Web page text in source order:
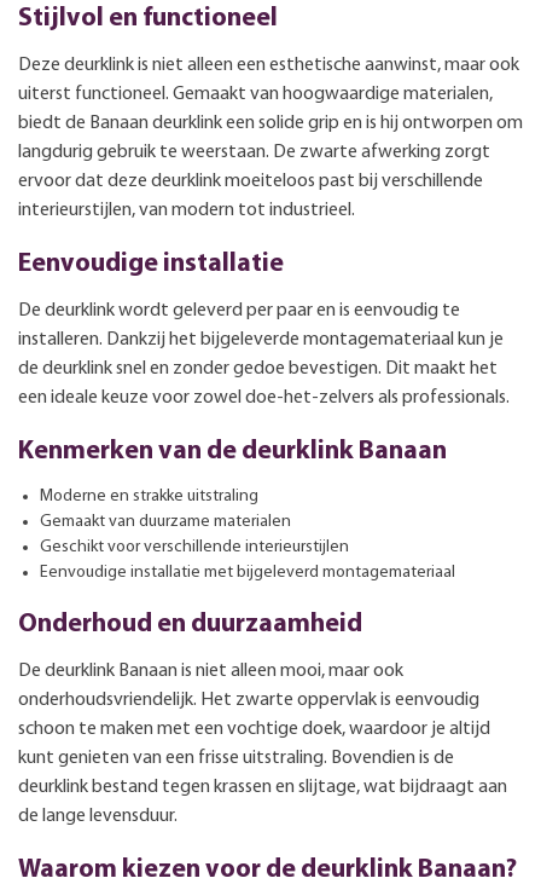
Stijlvol en functioneel
Deze deurklink is niet alleen een esthetische aanwinst, maar ook
uiterst functioneel. Gemaakt van hoogwaardige materialen,
biedt de Banaan deurklink een solide grip en is hij ontworpen om
langdurig gebruik te weerstaan. De zwarte afwerking zorgt
ervoor dat deze deurklink moeiteloos past bij verschillende
interieurstijlen, van modern tot industrieel.
Eenvoudige installatie
De deurklink wordt geleverd per paar en is eenvoudig te
installeren. Dankzij het bijgeleverde montagemateriaal kun je
de deurklink snel en zonder gedoe bevestigen. Dit maakt het
een ideale keuze voor zowel doe-het-zelvers als professionals.
Kenmerken van de deurklink Banaan
Moderne en strakke uitstraling
Gemaakt van duurzame materialen
Geschikt voor verschillende interieurstijlen
Eenvoudige installatie met bijgeleverd montagemateriaal
Onderhoud en duurzaamheid
De deurklink Banaan is niet alleen mooi, maar ook
onderhoudsvriendelijk. Het zwarte oppervlak is eenvoudig
schoon te maken met een vochtige doek, waardoor je altijd
kunt genieten van een frisse uitstraling. Bovendien is de
deurklink bestand tegen krassen en slijtage, wat bijdraagt aan
de lange levensduur.
Waarom kiezen voor de deurklink Banaan?